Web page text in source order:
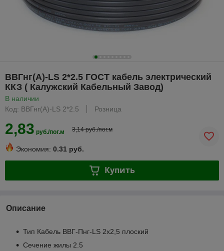
ВВГнг(А)-LS 2*2.5 ГОСТ кабель электрический
ККЗ ( Калужский Кабельный Завод)
В наличии
Код: ВВГнг(А)-LS 2*2.5
Розница
2,83 руб./пог.м 3,14 руб./пог.м
Экономия: 0.31 руб.
Купить
Описание
Тип Кабель ВВГ-Пнг-LS 2х2,5 плоский
Сечение жилы 2.5